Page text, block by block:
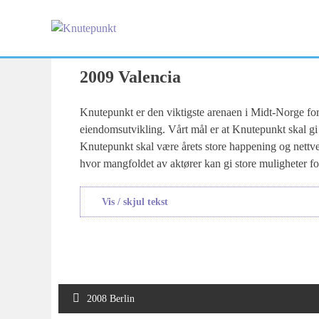
2009 Valencia
Knutepunkt er den viktigste arenaen i Midt-Norge
eiendomsutvikling. Vårt mål er at Knutepunkt skal
Knutepunkt skal være årets store happening og
hvor mangfoldet av aktører kan gi store muligheter
Vis / skjul tekst
Innleggsnavigasjon
2008 Berlin